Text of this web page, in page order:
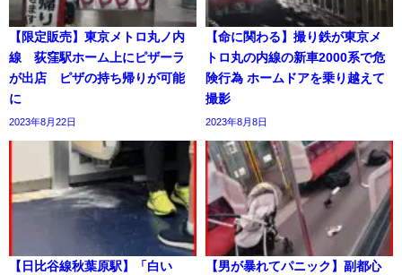
【限定販売】東京メトロ丸ノ内
線 荻窪駅ホーム上にピザーラ
が出店 ピザの持ち帰りが可能
に
2023年8月22日
【命に関わる】撮り鉄が東京メ
トロ丸の内線の新車2000系で危
険行為 ホームドアを乗り越えて
撮影
2023年8月8日
【日比谷線秋葉原駅】「白い 【男が暴れてパニック】副都心